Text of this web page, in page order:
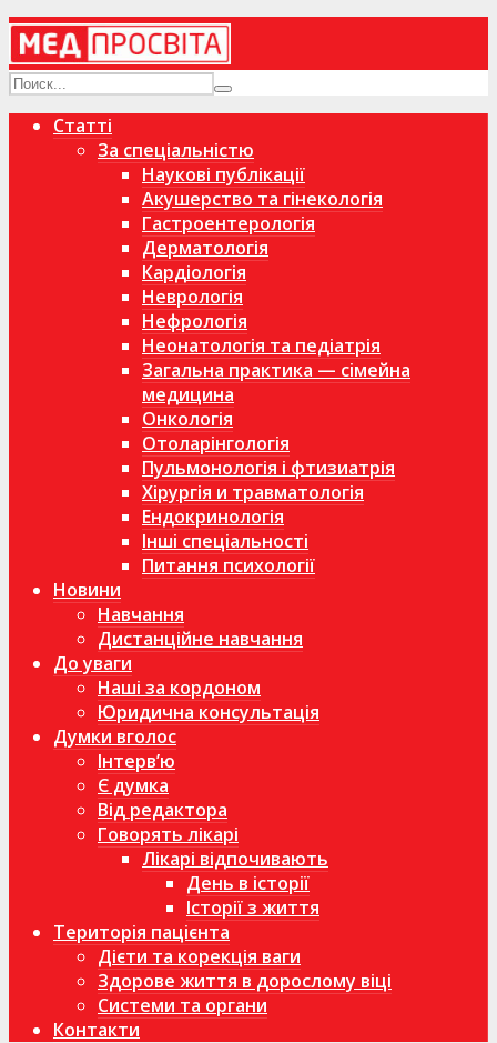
Статті
За спеціальністю
Наукові публікації
Акушерство та гінекологія
Гастроентерологія
Дерматологія
Кардіологія
Неврологія
Нефрологія
Неонатологія та педіатрія
Загальна практика — сімейна
медицина
Онкологія
Отоларінгологія
Пульмонологія і фтизиатрія
Хірургія и травматологія
Ендокринологія
Інші спеціальності
Питання психології
Новини
Навчання
Дистанційне навчання
До уваги
Наші за кордоном
Юридична консультація
Думки вголос
Інтерв’ю
Є думка
Від редактора
Говорять лікарі
Лікарі відпочивають
День в історії
Історії з життя
Територія пацієнта
Дієти та корекція ваги
Здорове життя в дорослому віці
Системи та органи
Контакти